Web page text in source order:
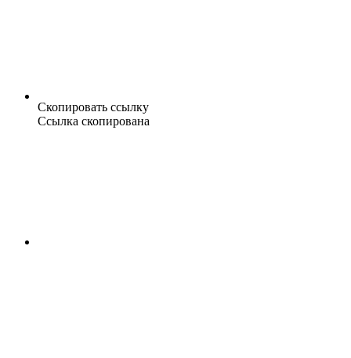
Скопировать ссылку
Ссылка скопирована